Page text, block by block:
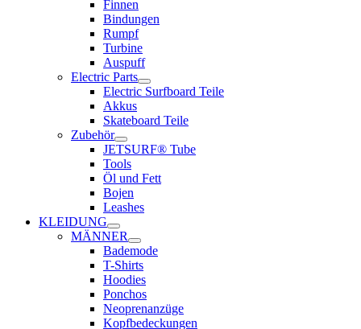
Finnen
Bindungen
Rumpf
Turbine
Auspuff
Electric Parts
Electric Surfboard Teile
Akkus
Skateboard Teile
Zubehör
JETSURF® Tube
Tools
Öl und Fett
Bojen
Leashes
KLEIDUNG
MÄNNER
Bademode
T-Shirts
Hoodies
Ponchos
Neoprenanzüge
Kopfbedeckungen